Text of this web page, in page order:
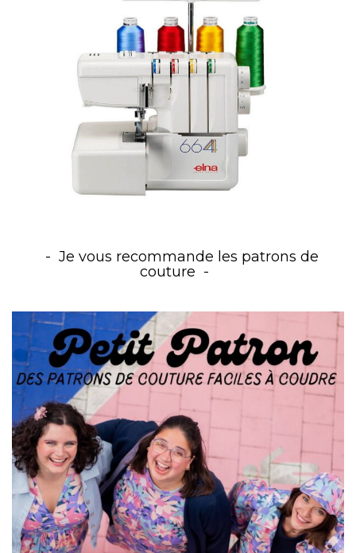
Je vous recommande les patrons de
couture